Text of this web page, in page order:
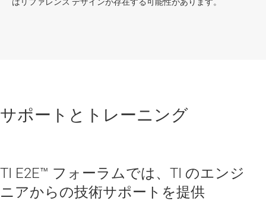
サポートとトレーニング
TI E2E™ フォーラムでは、TI のエンジ
ニアからの技術サポートを提供